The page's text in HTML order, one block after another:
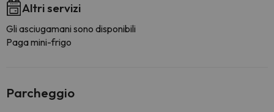
Altri servizi
Gli asciugamani sono disponibili
Paga mini-frigo
Parcheggio